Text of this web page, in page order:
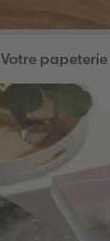
Votre